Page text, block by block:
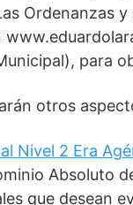
para
otros
Nivel 2 Era
Absoluto
que desean